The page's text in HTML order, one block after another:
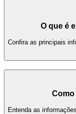
O que é
Confira as principais
Como
Entenda as